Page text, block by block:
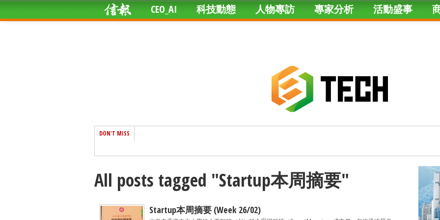
CEO_AI 科技動態 人物專訪 專家分析 活動盛事
DON'T MISS
All posts tagged "Startup本周摘要"
Startup本周摘要 (Week 26/02)